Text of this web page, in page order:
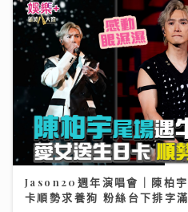
Jason20週年演唱會｜陳柏
卡順勢求養狗 粉絲台下排字